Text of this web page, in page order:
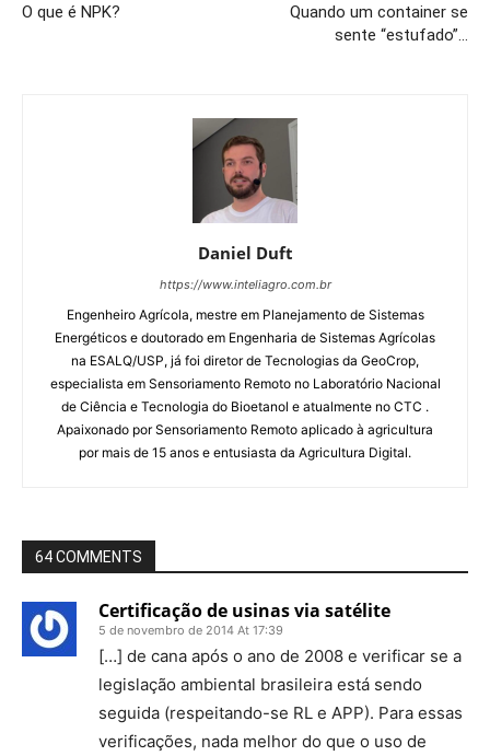
O que é NPK?
Quando um container se
sente “estufado”…
Daniel Duft
https://www.inteliagro.com.br
Engenheiro Agrícola, mestre em Planejamento de Sistemas
Energéticos e doutorado em Engenharia de Sistemas Agrícolas
na ESALQ/USP, já foi diretor de Tecnologias da GeoCrop,
especialista em Sensoriamento Remoto no Laboratório Nacional
de Ciência e Tecnologia do Bioetanol e atualmente no CTC .
Apaixonado por Sensoriamento Remoto aplicado à agricultura
por mais de 15 anos e entusiasta da Agricultura Digital.
64 COMMENTS
Certificação de usinas via satélite
5 de novembro de 2014 At 17:39
[…] de cana após o ano de 2008 e verificar se a
legislação ambiental brasileira está sendo
seguida (respeitando-se RL e APP). Para essas
verificações, nada melhor do que o uso de